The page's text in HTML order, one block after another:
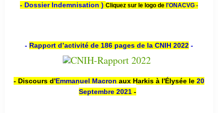
- Dossier Indemnisation ) Cliquez sur le logo de l'ONACVG -
- Rapport d’activité de 186 pages de la CNIH 2022 -
- Discours d'Emmanuel Macron aux Harkis à l'Élysée le 20
Septembre 2021 -